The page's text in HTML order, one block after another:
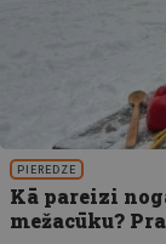
PIEREDZE
Kā pareizi
mežacūku?